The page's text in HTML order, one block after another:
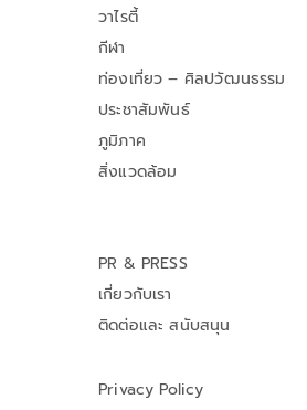
วาไรตี้
กีฬา
ท่องเที่ยว – ศิลปวัฒนธรรม
ประชาสัมพันธ์
ภูมิภาค
สิ่งแวดล้อม
PR & PRESS
เกี่ยวกับเรา
ติดต่อและ สนับสนุน
Privacy Policy